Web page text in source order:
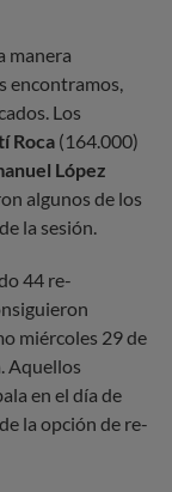
manera
encontramos,
Los
Roca (164.000)
López
algunos de los
la sesión.
44 re-
miércoles 29 de
Aquellos
en el día de
la opción de re-